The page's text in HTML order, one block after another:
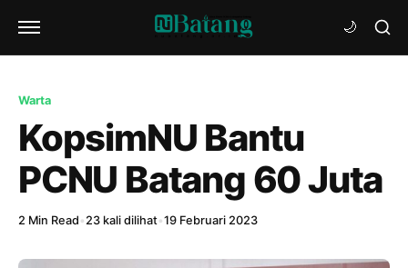
Warta
KopsimNU Bantu
PCNU Batang 60 Juta
2 Min Read •23 kali dilihat•19 Februari 2023